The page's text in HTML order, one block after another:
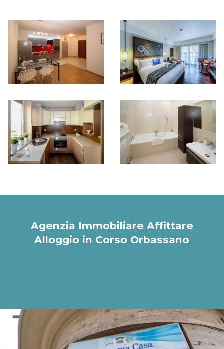
Agenzia Immobiliare Affittare
Alloggio in Corso Orbassano